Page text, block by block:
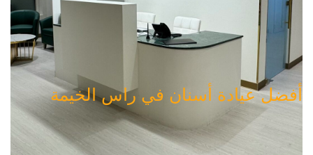
أفضل عيادة أسنان في راس الخيمة